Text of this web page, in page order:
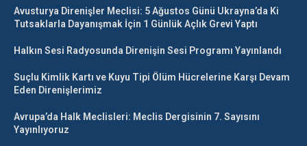
Avusturya Direnişler Meclisi: 5 Ağustos Günü Ukrayna’da Ki
Tutsaklarla Dayanışmak İçin 1 Günlük Açlık Grevi Yaptı
Halkın Sesi Radyosunda Direnişin Sesi Programı Yayınlandı
Suçlu Kimlik Kartı ve Kuyu Tipi Ölüm Hücrelerine Karşı Devam
Eden Direnişlerimiz
Avrupa’da Halk Meclisleri: Meclis Dergisinin 7. Sayısını
Yayınlıyoruz